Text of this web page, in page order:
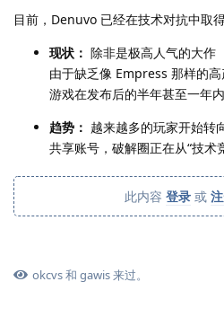
目前，Denuvo 已经在技术对抗中取
现状： 除非是极高人气的大作
由于缺乏像 Empress 那样的
游戏在发布后的半年甚至一年
趋势： 越来越多的玩家开始转
共享账号，破解圈正在从“技术
此内容 登录 或
okcvs和 gawis来过。